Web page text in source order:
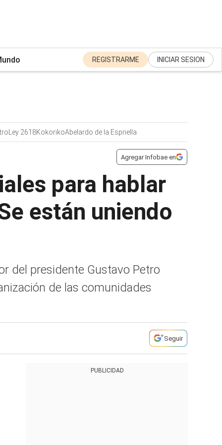
REGISTRARME INICIAR SESION
Ley 2618KokorikoAbelardo de la Espriella
Agregar Infobae en
para hablar
están uniendo
del presidente Gustavo Petro
de las comunidades
Seguir
PUBLICIDAD